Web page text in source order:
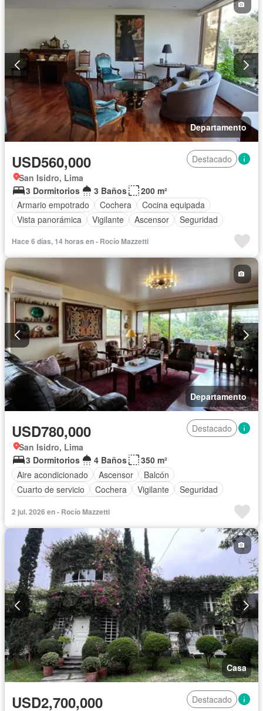
Departamento
USD560,000
Destacado
San Isidro, Lima
3 Dormitorios
3 Baños
200 m²
Armario empotrado
Cochera
Cocina equipada
Vista panorámica
Vigilante Ascensor Seguridad
Hace 6 días, 14 horas en - Rocío Mazzetti
Departamento
USD780,000
Destacado
San Isidro, Lima
3 Dormitorios
4 Baños
350 m²
Aire acondicionado
Ascensor
Balcón
Cuarto de servicio
Cochera Vigilante
Seguridad
2 jul. 2026 en - Rocío Mazzetti
Casa
USD2,700,000
Destacado